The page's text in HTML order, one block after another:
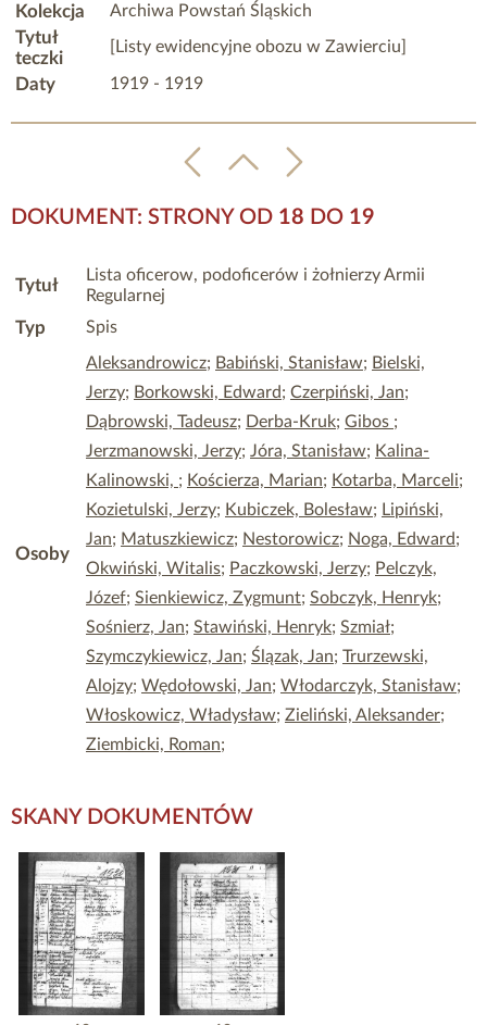
Kolekcja Archiwa Powstań Śląskich
Tytuł
teczki
[Listy ewidencyjne obozu w Zawierciu]
Daty 1919 - 1919
DOKUMENT: STRONY OD 18 DO 19
Tytuł
Lista oficerow, podoficerów i żołnierzy Armii
Regularnej
Typ Spis
Osoby
Aleksandrowicz; Babiński, Stanisław; Bielski,
Jerzy; Borkowski, Edward; Czerpiński, Jan;
Dąbrowski, Tadeusz; Derba-Kruk; Gibos ;
Jerzmanowski, Jerzy; Jóra, Stanisław; Kalina-
Kalinowski, ; Kościerza, Marian; Kotarba, Marceli;
Kozietulski, Jerzy; Kubiczek, Bolesław; Lipiński,
Jan; Matuszkiewicz; Nestorowicz; Noga, Edward;
Okwiński, Witalis; Paczkowski, Jerzy; Pelczyk,
Józef; Sienkiewicz, Zygmunt; Sobczyk, Henryk;
Sośnierz, Jan; Stawiński, Henryk; Szmiał;
Szymczykiewicz, Jan; Ślązak, Jan; Trurzewski,
Alojzy; Wędołowski, Jan; Włodarczyk, Stanisław;
Włoskowicz, Władysław; Zieliński, Aleksander;
Ziembicki, Roman;
SKANY DOKUMENTÓW